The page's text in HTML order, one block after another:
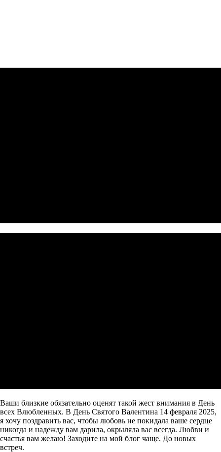
Ваши близкие обязательно оценят такой жест внимания в День
всех Влюбленных. В День Святого Валентина 14 февраля 2025,
я хочу поздравить вас, чтобы любовь не покидала ваше сердце
никогда и надежду вам дарила, окрыляла вас всегда. Любви и
счастья вам желаю! Заходите на мой блог чаще. До новых
встреч.